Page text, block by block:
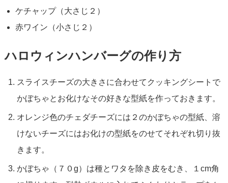
ケチャップ（大さじ２）
赤ワイン（小さじ２）
ハロウィンハンバーグの作り方
スライスチーズの大きさに合わせてクッキングシートで
かぼちゃとお化けなその好きな型紙を作っておきます。
オレンジ色のチェダチーズには２のかぼちゃの型紙、溶
けないチーズにはお化けの型紙をのせてそれぞれ切り抜
きます。
かぼちゃ（７０g）は種とワタを除き皮をむき、１cm角